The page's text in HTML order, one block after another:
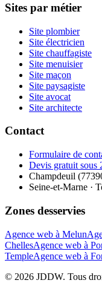
Sites par métier
Site plombier
Site électricien
Site chauffagiste
Site menuisier
Site maçon
Site paysagiste
Site avocat
Site architecte
Contact
Formulaire de
Devis gratuit sous
Champdeuil
Seine-et-Marne ·
Zones desservies
Agence web à Melun
ChellesAgence web à
TempleAgence web à
© 2026 JDDW. Tous